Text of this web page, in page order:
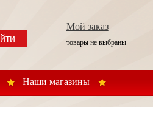
Наши магазины
Мой заказ
товары не выбраны